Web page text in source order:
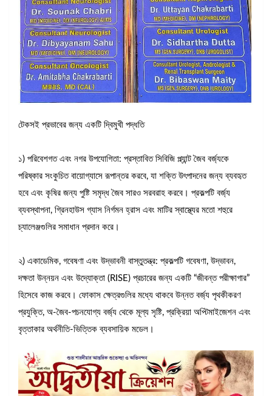
টেকসই প্রভাবের জন্য একটি দ্বিমুখী পদ্ধতি
১) পরিবেশগত এবং নগর উপযোগিতা: প্রস্তাবিত সিবিজি প্ল্যান্ট জৈব বর্জ্যকে
পরিষ্কার সংকুচিত বায়োগ্যাসে রূপান্তর করবে, যা শক্তি উৎপাদনের জন্য ব্যবহৃত
হবে এবং কৃষির জন্য পুষ্টি সমৃদ্ধ জৈব সারও সরবরাহ করবে। প্রকল্পটি বর্জ্য
ব্যবস্থাপনা, গ্রিনহাউস গ্যাস নির্গমন হ্রাস এবং মাটির স্বাস্থ্যের মতো শহুরে
চ্যালেঞ্জগুলির সমাধান প্রদান করে।
২) একাডেমিক, গবেষণা এবং উদ্ভাবনী বাস্তুতন্ত্র: প্রকল্পটি গবেষণা, উদ্ভাবন,
দক্ষতা উন্নয়ন এবং উদ্যোক্তা (RISE) প্রচারের জন্য একটি “জীবন্ত পরীক্ষাগার”
হিসেবে কাজ করবে। ফোকাস ক্ষেত্রগুলির মধ্যে থাকবে উন্নত বর্জ্য পৃথকীকরণ
প্রযুক্তি, অ-জৈব-পচনযোগ্য বর্জ্য থেকে মূল্য সৃষ্টি, প্রক্রিয়া অপ্টিমাইজেশন এবং
বৃত্তাকার অর্থনীতি-ভিত্তিক ব্যবসায়িক মডেল।